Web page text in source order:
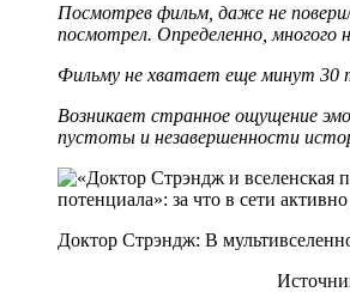
Посмотрев фильм, даже не
посмотрел. Определенно, многого
Фильму не хватает еще минут 30
Возникает странное ощущение
пустоты и незавершенности
Доктор Стрэндж: В